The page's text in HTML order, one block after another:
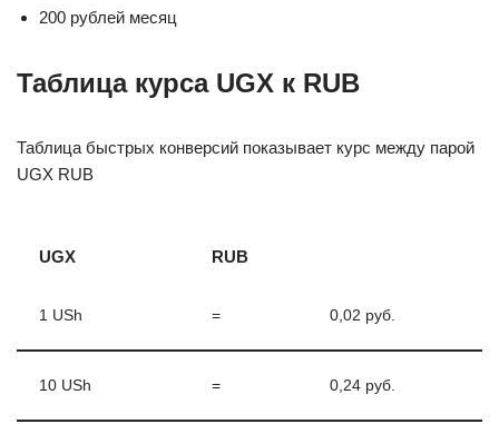
200 рублей месяц
Таблица курса UGX к RUB
Таблица быстрых конверсий показывает курс между парой
UGX RUB
UGX RUB
1 USh = 0,02 руб.
10 USh = 0,24 руб.